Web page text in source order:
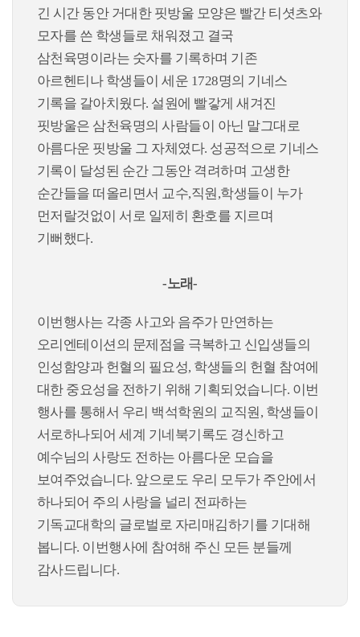
긴 시간 동안 거대한 핏방울 모양은 빨간 티셧츠와
모자를 쓴 학생들로 채워졌고 결국
삼천육명이라는 숫자를 기록하며 기존
아르헨티나 학생들이 세운 1728명의 기네스
기록을 갈아치웠다. 설원에 빨갛게 새겨진
핏방울은 삼천육명의 사람들이 아닌 말그대로
아름다운 핏방울 그 자체였다. 성공적으로 기네스
기록이 달성된 순간 그동안 격려하며 고생한
순간들을 떠올리면서 교수,직원,학생들이 누가
먼저랄것없이 서로 일제히 환호를 지르며
기뻐했다.
-노래-
이번행사는 각종 사고와 음주가 만연하는
오리엔테이션의 문제점을 극복하고 신입생들의
인성함양과 헌혈의 필요성, 학생들의 헌혈 참여에
대한 중요성을 전하기 위해 기획되었습니다. 이번
행사를 통해서 우리 백석학원의 교직원, 학생들이
서로하나되어 세계 기네북기록도 경신하고
예수님의 사랑도 전하는 아름다운 모습을
보여주었습니다. 앞으로도 우리 모두가 주안에서
하나되어 주의 사랑을 널리 전파하는
기독교대학의 글로벌로 자리매김하기를 기대해
봅니다. 이번행사에 참여해 주신 모든 분들께
감사드립니다.